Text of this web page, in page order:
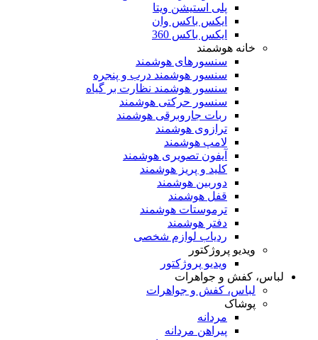
پلی استیشن ویتا
ایکس باکس وان
ایکس باکس 360
خانه هوشمند
سنسورهای هوشمند
سنسور هوشمند درب و پنجره
سنسور هوشمند نظارت بر گیاه
سنسور حرکتی هوشمند
ربات جاروبرقی هوشمند
ترازوی هوشمند
لامپ هوشمند
آیفون تصویری هوشمند
کلید و پریز هوشمند
دوربین هوشمند
قفل هوشمند
ترموستات هوشمند
دفتر هوشمند
ردیاب لوازم شخصی
ویدیو پروژکتور
ویدیو پروژکتور
لباس، کفش و جواهرات
لباس، کفش و جواهرات
پوشاک
مردانه
پیراهن مردانه